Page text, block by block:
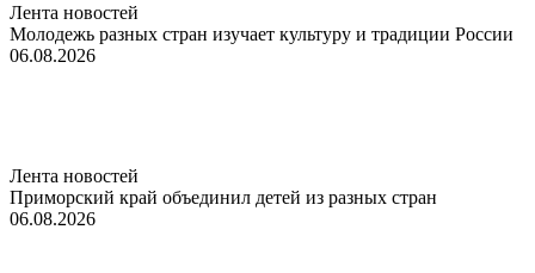
Лента новостей
Молодежь разных стран изучает культуру и традиции России
06.08.2026
Лента новостей
Приморский край объединил детей из разных стран
06.08.2026